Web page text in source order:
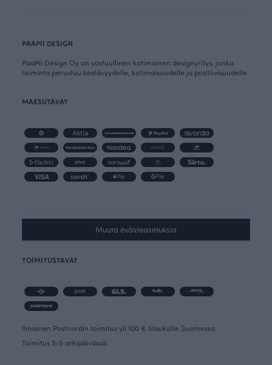
PAAPII DESIGN
PaaPii Design Oy on vastuullinen kotimainen designyritys, jonka
toiminta perustuu kestävyydelle, kotimaisuudelle ja positiivisuudelle.
MAKSUTAVAT
Muuta evästeasetuksia
TOIMITUSTAVAT
Ilmainen Postnordin toimitus yli 100 € tilauksille Suomessa.
Toimitus 3-5 arkipäivässä.